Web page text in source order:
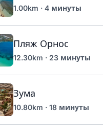
1.00km · 4 минуты
Пляж Орнос
12.30km · 23 минуты
Зума
10.80km · 18 минуты